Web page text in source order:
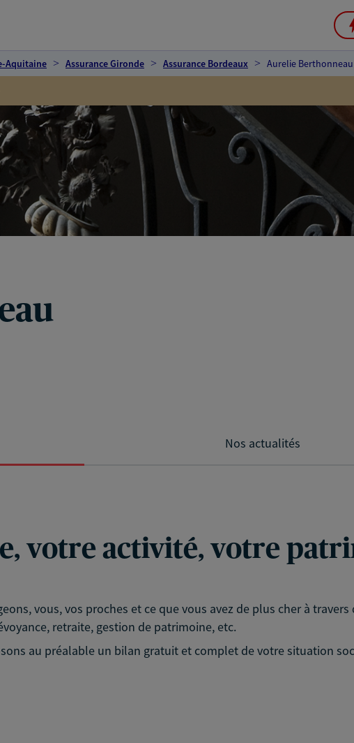
Aquitaine Assurance Gironde Assurance Bordeaux Aurelie Berthonneau
Nos actualités
votre activité, votre
vous, vos proches et ce que vous avez de plus cher à
retraite, gestion de patrimoine, etc.
au préalable un bilan gratuit et complet de votre situation